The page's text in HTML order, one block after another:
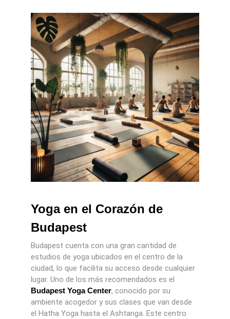
Yoga en el Corazón de
Budapest
Budapest cuenta con una gran cantidad de
estudios de yoga ubicados en el centro de la
ciudad, lo que facilita su acceso desde cualquier
lugar. Uno de los más recomendados es el
Budapest Yoga Center, conocido por su
ambiente acogedor y sus clases que van desde
el Hatha Yoga hasta el Ashtanga. Este centro